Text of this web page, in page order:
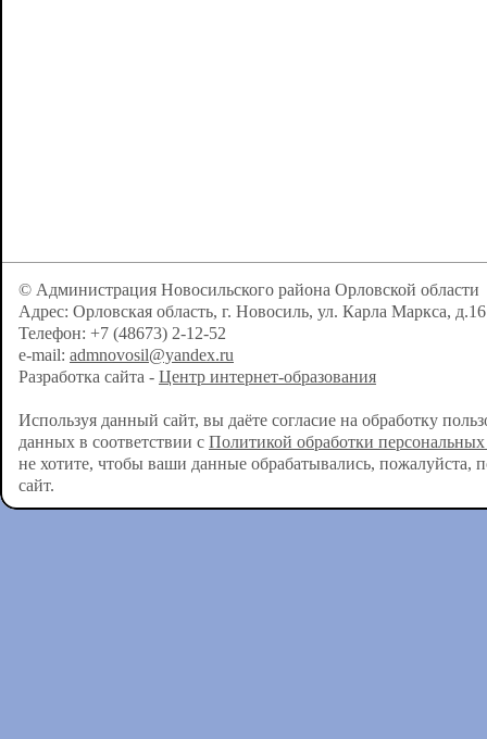
© Администрация Новосильского района Орловской области
Адрес: Орловская область, г. Новосиль, ул. Карла Маркса, д.16
Телефон: +7 (48673) 2-12-52
e-mail: admnovosil@yandex.ru
Разработка сайта - Центр интернет-образования
Используя данный сайт, вы даёте согласие на обработку
данных в соответствии с Политикой обработки
не хотите, чтобы ваши данные обрабатывались, пожалуйста,
сайт.